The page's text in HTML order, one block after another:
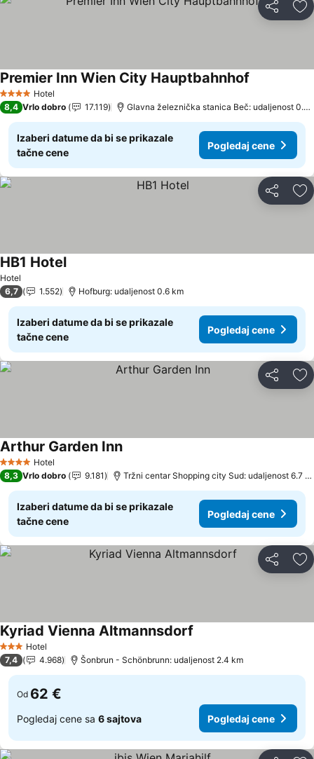
Deli
4 ZvezdiceHotel
Premier Inn Wien City Hauptbahnhof
8,4 Vrlo dobro 17.119 Glavna železnička stanica Beč: udaljenost 0.3 km
Izaberi datume da bi se prikazale
tačne cene
Pogledaj cene
Deli
Hotel
HB1 Hotel
6,7 1.552 Hofburg: udaljenost 0.6 km
Izaberi datume da bi se prikazale
tačne cene
Pogledaj cene
Deli
4 ZvezdiceHotel
Arthur Garden Inn
8,3 Vrlo dobro 9.181 Tržni centar Shopping city Sud: udaljenost 6.7 km
Izaberi datume da bi se prikazale
tačne cene
Pogledaj cene
Deli
3 Zvezdice
Hotel
Kyriad Vienna Altmannsdorf
7,4 4.968 Šonbrun - Schönbrunn: udaljenost 2.4 km
Od 62 €
Pogledaj cene sa 6 sajtova Pogledaj cene